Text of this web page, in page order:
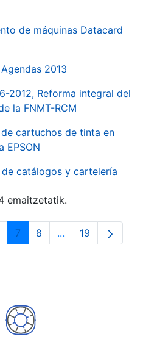
de máquinas Datacard
2013
2012, Reforma integral del
la FNMT-RCM
cartuchos de tinta en
EPSON
de catálogos y cartelería
emaitzetatik.
Pages Use TAB to
Orrialdea
7 Orrialdea
8 ...Intermediate Pages
Orrialdea
19